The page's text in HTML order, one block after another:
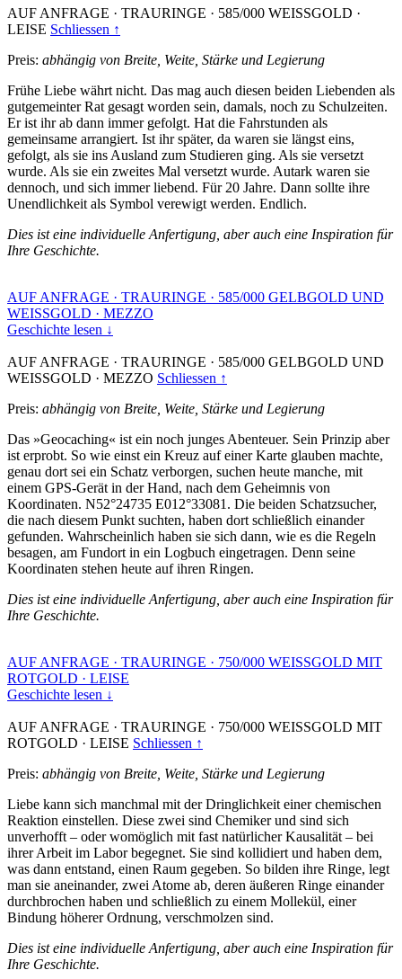
AUF ANFRAGE · TRAURINGE · 585/000 WEISSGOLD ·
LEISE Schliessen ↑
Preis: abhängig von Breite, Weite, Stärke und Legierung
Frühe Liebe währt nicht. Das mag auch diesen beiden Liebenden als
gutgemeinter Rat gesagt worden sein, damals, noch zu Schulzeiten.
Er ist ihr ab dann immer gefolgt. Hat die Fahrstunden als
gemeinsame arrangiert. Ist ihr später, da waren sie längst eins,
gefolgt, als sie ins Ausland zum Studieren ging. Als sie versetzt
wurde. Als sie ein zweites Mal versetzt wurde. Autark waren sie
dennoch, und sich immer liebend. Für 20 Jahre. Dann sollte ihre
Unendlichkeit als Symbol verewigt werden. Endlich.
Dies ist eine individuelle Anfertigung, aber auch eine Inspiration für
Ihre Geschichte.
AUF ANFRAGE · TRAURINGE · 585/000 GELBGOLD UND
WEISSGOLD · MEZZO
Geschichte lesen ↓
AUF ANFRAGE · TRAURINGE · 585/000 GELBGOLD UND
WEISSGOLD · MEZZO Schliessen ↑
Preis: abhängig von Breite, Weite, Stärke und Legierung
Das »Geocaching« ist ein noch junges Abenteuer. Sein Prinzip aber
ist erprobt. So wie einst ein Kreuz auf einer Karte glauben machte,
genau dort sei ein Schatz verborgen, suchen heute manche, mit
einem GPS-Gerät in der Hand, nach dem Geheimnis von
Koordinaten. N52°24735 E012°33081. Die beiden Schatzsucher,
die nach diesem Punkt suchten, haben dort schließlich einander
gefunden. Wahrscheinlich haben sie sich dann, wie es die Regeln
besagen, am Fundort in ein Logbuch eingetragen. Denn seine
Koordinaten stehen heute auf ihren Ringen.
Dies ist eine individuelle Anfertigung, aber auch eine Inspiration für
Ihre Geschichte.
AUF ANFRAGE · TRAURINGE · 750/000 WEISSGOLD MIT
ROTGOLD · LEISE
Geschichte lesen ↓
AUF ANFRAGE · TRAURINGE · 750/000 WEISSGOLD MIT
ROTGOLD · LEISE Schliessen ↑
Preis: abhängig von Breite, Weite, Stärke und Legierung
Liebe kann sich manchmal mit der Dringlichkeit einer chemischen
Reaktion einstellen. Diese zwei sind Chemiker und sind sich
unverhofft – oder womöglich mit fast natürlicher Kausalität – bei
ihrer Arbeit im Labor begegnet. Sie sind kollidiert und haben dem,
was dann entstand, einen Raum gegeben. So bilden ihre Ringe, legt
man sie aneinander, zwei Atome ab, deren äußeren Ringe einander
durchbrochen haben und schließlich zu einem Mollekül, einer
Bindung höherer Ordnung, verschmolzen sind.
Dies ist eine individuelle Anfertigung, aber auch eine Inspiration für
Ihre Geschichte.